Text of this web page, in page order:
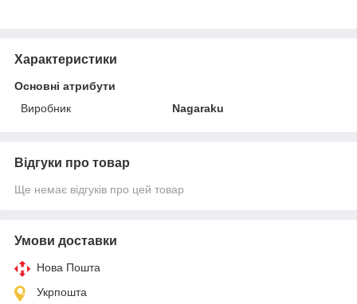
Характеристики
Основні атрибути
Виробник
Nagaraku
Відгуки про товар
Ще немає відгуків про цей товар
Умови доставки
Нова Пошта
Укрпошта